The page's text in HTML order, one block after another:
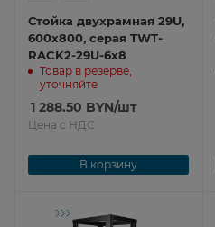
Стойка двухрамная 29U,
600x800, серая TWT-
RACK2-29U-6x8
Товар в резерве,
уточняйте
1 288.50 BYN/шт
Цена с НДС
В корзину